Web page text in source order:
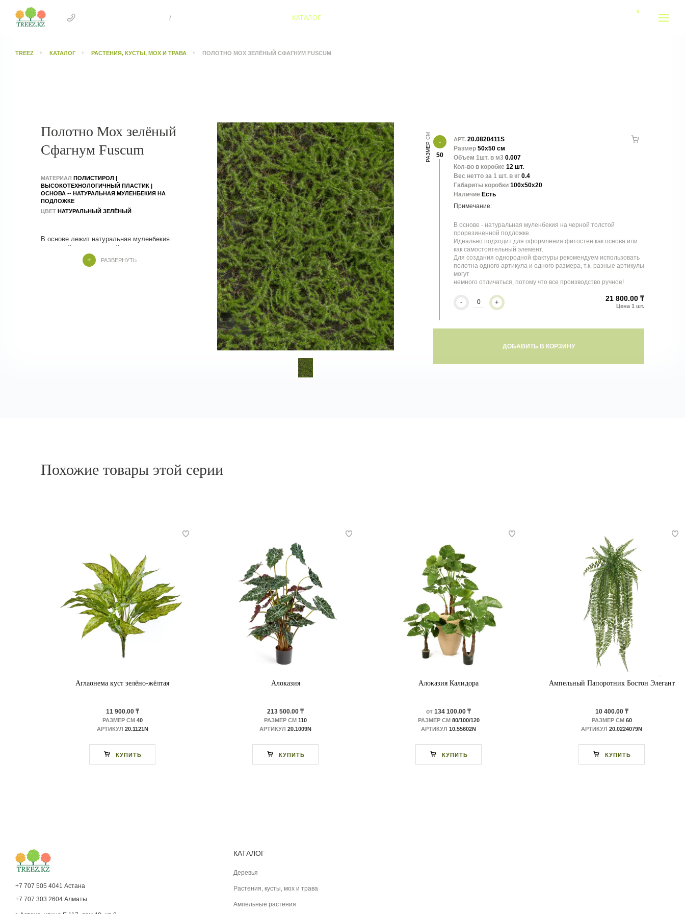
/ КАТАЛОГ
TREEZ КАТАЛОГ РАСТЕНИЯ, КУСТЫ, МОХ И ТРАВА ПОЛОТНО МОХ ЗЕЛЁНЫЙ СФАГНУМ FUSCUM
Полотно Мох зелёный
Сфагнум Fuscum
МАТЕРИАЛ ПОЛИСТИРОЛ |
ВЫСОКОТЕХНОЛОГИЧНЫЙ ПЛАСТИК |
ОСНОВА -- НАТУРАЛЬНАЯ МУЛЕНБЕКИЯ НА
ПОДЛОЖКЕ
ЦВЕТ НАТУРАЛЬНЫЙ ЗЕЛЁНЫЙ
В основе лежит натуральная муленбекия
Подойдет для оформления фитостен.
РАЗВЕРНУТЬ
РАЗМЕР 50
АРТ. 20.0820411S
Размер 50х50 см
Объем 1шт. в м3 0.007
Кол-во в коробке 12 шт.
Вес нетто за 1 шт. в кг 0.4
Габариты коробки 100x50x20
Наличие Есть
В основе - натуральная муленбекия на черной толстой
прорезиненной подложке.
Идеально подходит для оформления фитостен как основа или
как самостоятельный элемент.
Для создания однородной фактуры рекомендуем использовать
полотна одного артикула и одного размера, т.к. разные артикулы
могут
немного отличаться, потому что все производство ручное!
- + 21 800.00 ₸
ДОБАВИТЬ В КОРЗИНУ
Похожие товары этой серии
Аглаонема куст зелёно-жёлтая
11 900.00 ₸
РАЗМЕР СМ40
АРТИКУЛ 20.1121N
КУПИТЬ
Алоказия
213 500.00 ₸
РАЗМЕР СМ 110
АРТИКУЛ 20.1009N
КУПИТЬ
Алоказия Калидора
от 134 100.00 ₸
РАЗМЕР СМ80/100/120
АРТИКУЛ 10.55602N
КУПИТЬ
Ампельный Папоротник Бостон Элегант
10 400.00 ₸
РАЗМЕР СМ60
АРТИКУЛ 20.0224079N
КУПИТЬ
КАТАЛОГ
Деревья
Растения, кусты, мох и трава
Ампельные растения
+7 707 505 4041 Астана
+7 707 303 2604 Алматы